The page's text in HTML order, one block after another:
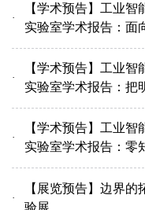
【学术预告】工业
实验室学术报告：面
控机制研究
【学术预告】工业
实验室学术报告：把
于对抗样本的神经网
【学术预告】工业
实验室学术报告：零
【展览预告】边界
验展